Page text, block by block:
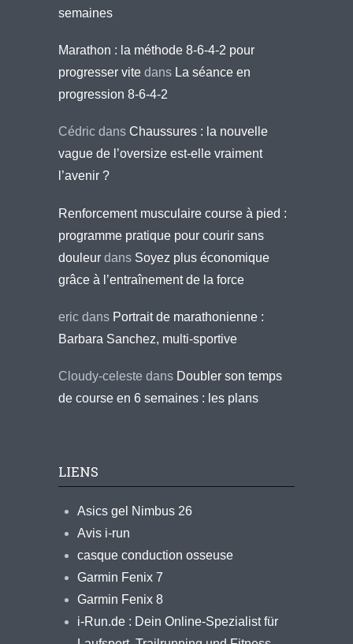
semaines
Marathon : la méthode 8-6-4-2 pour
progresser vite dans La séance en
progression 8-6-4-2
Cédric dans Chaussures : la nouvelle
vague de l’oversize est-elle vraiment
l’avenir ?
Renforcement musculaire course à pied :
programme pratique pour courir sans
douleur dans Soyez plus économique
grâce à l’entraînement de la force
eric dans Portrait de marathonienne :
Barbara Sanchez, multi-sportive
Cloudy-celeste dans Doubler son temps
de course en 6 semaines : les plans
LIENS
Asics gel Nimbus 26
Avis i-run
casque conduction osseuse
Garmin Fenix 7
Garmin Fenix 8
i-Run.de : Dein Online-Spezialist für